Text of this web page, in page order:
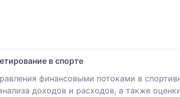
в спорте
финансовыми потоками в
доходов и расходов, а также